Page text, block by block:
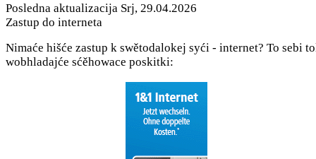
Posledna aktualizacija Srj, 29.04.2026
Zastup do interneta
Nimaće hišće zastup k swěto­dalokej syći - internet? To sebi
wob­hladajće sćěho­wace poskitki: